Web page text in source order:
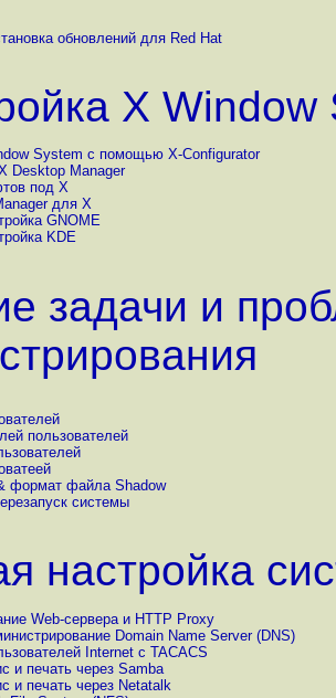
обновлений для Red Hat
X Window
System с помощью X-Configurator
Desktop Manager
под X
для X
GNOME
KDE
задачи и
пользователей
формат файла Shadow
системы
настройка
Web-сервера и HTTP Proxy
Domain Name Server (DNS)
Internet с TACACS
и печать через Samba
и печать через Netatalk